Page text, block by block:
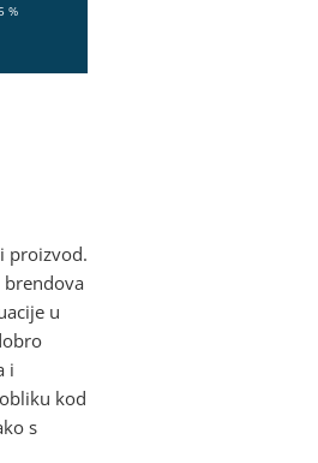
%
proizvod.
u
i
kod
s